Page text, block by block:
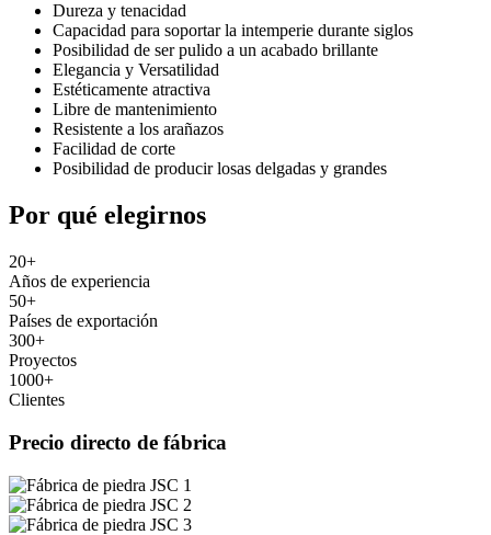
Dureza y tenacidad
Capacidad para soportar la intemperie durante siglos
Posibilidad de ser pulido a un acabado brillante
Elegancia y Versatilidad
Estéticamente atractiva
Libre de mantenimiento
Resistente a los arañazos
Facilidad de corte
Posibilidad de producir losas delgadas y grandes
Por qué elegirnos
20+
Años de experiencia
50+
Países de exportación
300+
Proyectos
1000+
Clientes
Precio directo de fábrica